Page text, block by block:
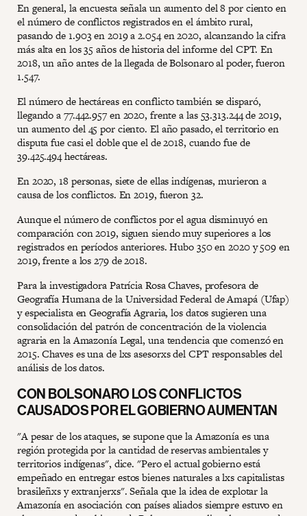
En general, la encuesta señala un aumento del 8 por ciento en
el número de conflictos registrados en el ámbito rural,
pasando de 1.903 en 2019 a 2.054 en 2020, alcanzando la cifra
más alta en los 35 años de historia del informe del CPT. En
2018, un año antes de la llegada de Bolsonaro al poder, fueron
1.547.
El número de hectáreas en conflicto también se disparó,
llegando a 77.442.957 en 2020, frente a las 53.313.244 de 2019,
un aumento del 45 por ciento. El año pasado, el territorio en
disputa fue casi el doble que el de 2018, cuando fue de
39.425.494 hectáreas.
En 2020, 18 personas, siete de ellas indígenas, murieron a
causa de los conflictos. En 2019, fueron 32.
Aunque el número de conflictos por el agua disminuyó en
comparación con 2019, siguen siendo muy superiores a los
registrados en períodos anteriores. Hubo 350 en 2020 y 509 en
2019, frente a los 279 de 2018.
Para la investigadora Patrícia Rosa Chaves, profesora de
Geografía Humana de la Universidad Federal de Amapá (Ufap)
y especialista en Geografía Agraria, los datos sugieren una
consolidación del patrón de concentración de la violencia
agraria en la Amazonía Legal, una tendencia que comenzó en
2015. Chaves es una de lxs asesorxs del CPT responsables del
análisis de los datos.
CON BOLSONARO LOS CONFLICTOS
CAUSADOS POR EL GOBIERNO AUMENTAN
"A pesar de los ataques, se supone que la Amazonía es una
región protegida por la cantidad de reservas ambientales y
territorios indígenas", dice. "Pero el actual gobierno está
empeñado en entregar estos bienes naturales a lxs capitalistas
brasileñxs y extranjerxs". Señala que la idea de explotar la
Amazonía en asociación con países aliados siempre estuvo en